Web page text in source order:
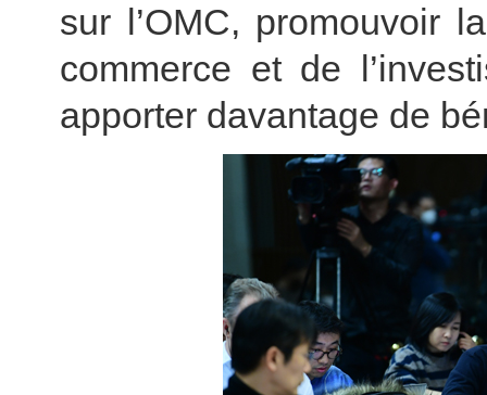
sur l’OMC, promouvoir
commerce et de
apporter davantage de